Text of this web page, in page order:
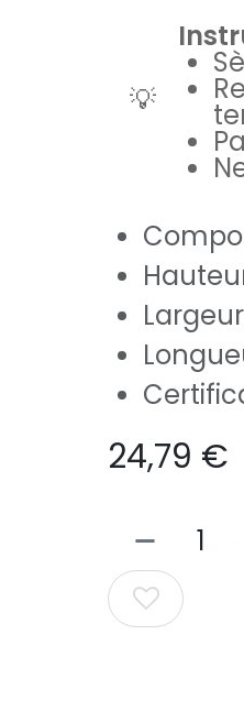
💡
24,79 €